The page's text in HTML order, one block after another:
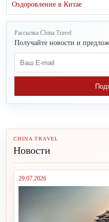
Оздоровление в Китае
Рассылка China Travel
Получайте новости и
CHINA TRAVEL
Новости
29.07.2026